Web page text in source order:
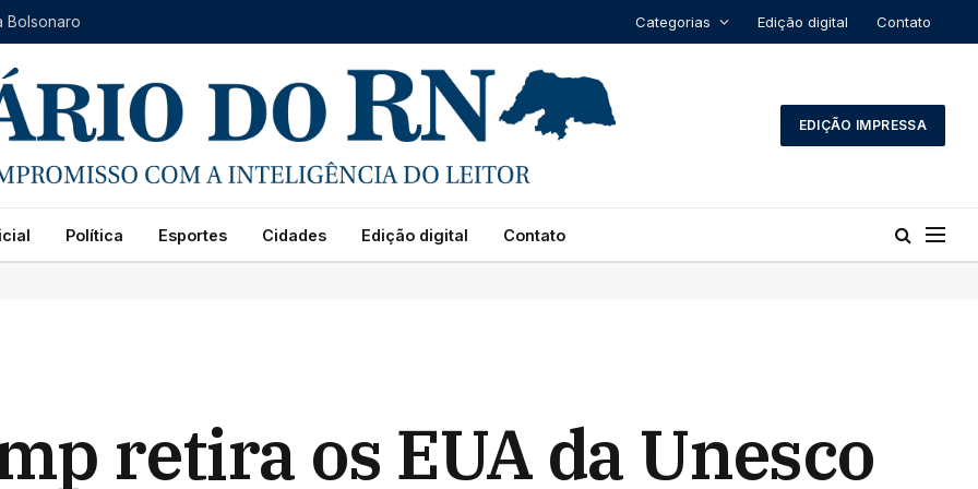
Bolsonaro Categorias Edição digital Contato
EDIÇÃO IMPRESSA
Política Esportes Cidades Edição digital Contato
retira os EUA da Unesco